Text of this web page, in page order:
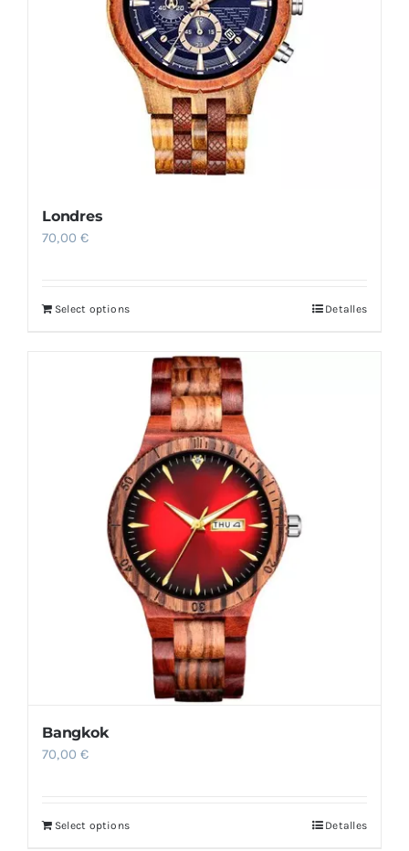
Londres
70,00€
Select options Detalles
Bangkok
70,00€
Select options Detalles